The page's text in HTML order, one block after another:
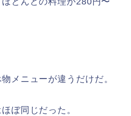
メニューが違うだけだ。
ぼ同じだった。